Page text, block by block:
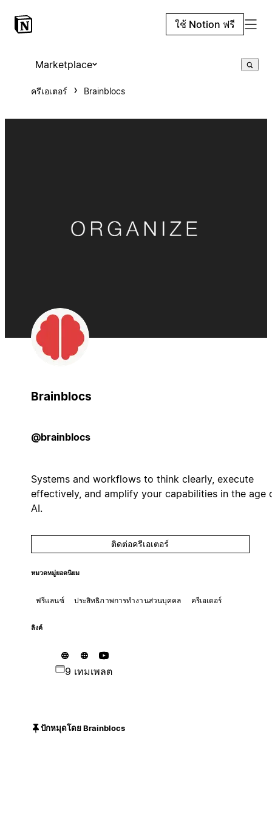
ใช้ Notion ฟรี
Marketplace
ครีเอเตอร์ Brainblocs
Brainblocs
@brainblocs
Systems and workflows to think clearly, execute
effectively, and amplify your capabilities in the age
AI.
ติดต่อครีเอเตอร์
หมวดหมู่ยอดนิยม
ฟรีแลนซ์ ประสิทธิภาพการทำงานส่วนบุคคล ครีเอเตอร์
ลิงค์
9 เทมเพลต
ปักหมุดโดย Brainblocs